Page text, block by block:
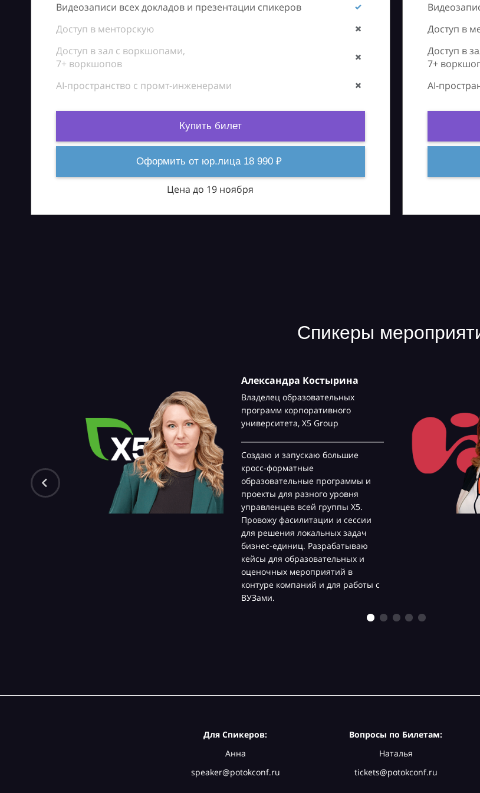
Видеозаписи всех докладов и презентации спикеров
Доступ в менторскую
Доступ в зал с воркшопами,
7+ воркшопов
AI-пространство с промт-инженерами
Купить билет
Оформить от юр.лица 18 990 ₽
Цена до 19 ноября
Доступ в
Доступ в
7+
AI-
Спикеры
Александра Костырина
Владелец образовательных
программ корпоративного
университета, Х5 Group
Создаю и запускаю большие
кросс-форматные
образовательные программы и
проекты для разного уровня
управленцев всей группы Х5.
Провожу фасилитации и сессии
для решения локальных задач
бизнес-единиц. Разрабатываю
кейсы для образовательных и
оценочных мероприятий в
контуре компаний и для работы с
ВУЗами.
Для Спикеров:
Анна
speaker@potokconf.ru
Вопросы по Билетам:
Наталья
tickets@potokconf.ru